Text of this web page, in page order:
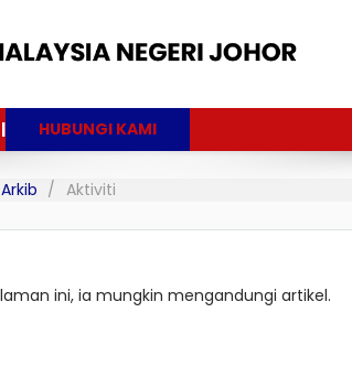
HUBUNGI KAMI
Arkib Aktiviti
ini, ia mungkin mengandungi artikel.